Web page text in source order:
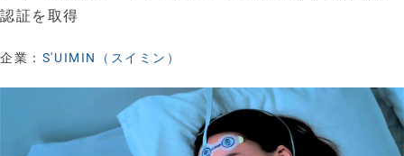
認証を取得
企業： S'UIMIN（スイミン）